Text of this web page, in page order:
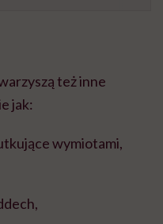
też inne
jak:
wymiotami,